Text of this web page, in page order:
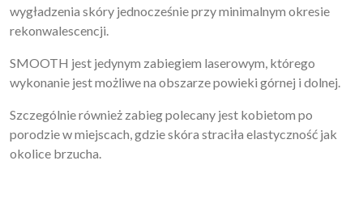
wygładzenia skóry jednocześnie przy minimalnym okresie
rekonwalescencji.
SMOOTH jest jedynym zabiegiem laserowym, którego
wykonanie jest możliwe na obszarze powieki górnej i dolnej.
Szczególnie również zabieg polecany jest kobietom po
porodzie w miejscach, gdzie skóra straciła elastyczność jak
okolice brzucha.